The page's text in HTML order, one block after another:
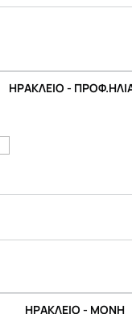
ΗΡΑΚΛΕΙΟ -
ΗΡΑΚΛΕΙΟ - ΜΟΝΗ